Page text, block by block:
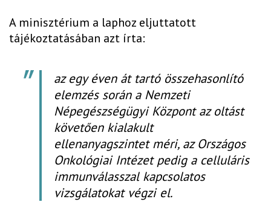
A minisztérium a laphoz eljuttatott
tájékoztatásában azt írta:
az egy éven át tartó összehasonlító
elemzés során a Nemzeti
Népegészségügyi Központ az oltást
követően kialakult
ellenanyagszintet méri, az Országos
Onkológiai Intézet pedig a celluláris
immunválasszal kapcsolatos
vizsgálatokat végzi el.